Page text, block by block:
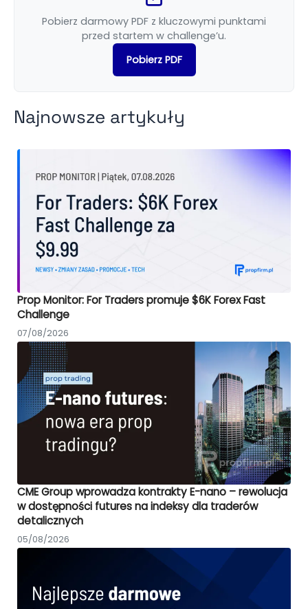
Pobierz darmowy PDF z kluczowymi punktami
przed startem w challenge’u.
Pobierz PDF
Najnowsze artykuły
Prop Monitor: For Traders promuje $6K Forex Fast
Challenge
07/08/2026
CME Group wprowadza kontrakty E-nano – rewolucja
w dostępności futures na indeksy dla traderów
detalicznych
05/08/2026